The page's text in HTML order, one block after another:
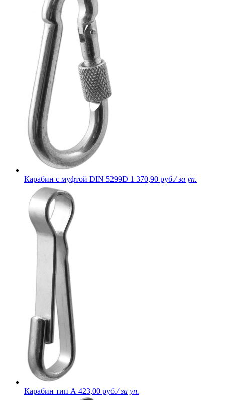
Карабин с муфтой DIN 5299D 1 370,90 руб./ за уп.
Карабин тип А 423,00 руб./ за уп.